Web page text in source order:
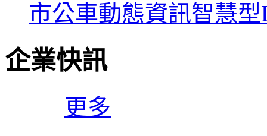
市公車動態資訊智慧
企業快訊
更多